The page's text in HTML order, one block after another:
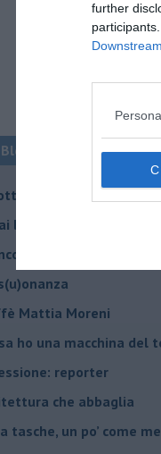
further
“Pagine allegre” di
Ensemble: ovunque
lacci
telefonico
Mattia Moreni
ho una macchina del
reporter
che abbaglia
tasche, un po’ come me